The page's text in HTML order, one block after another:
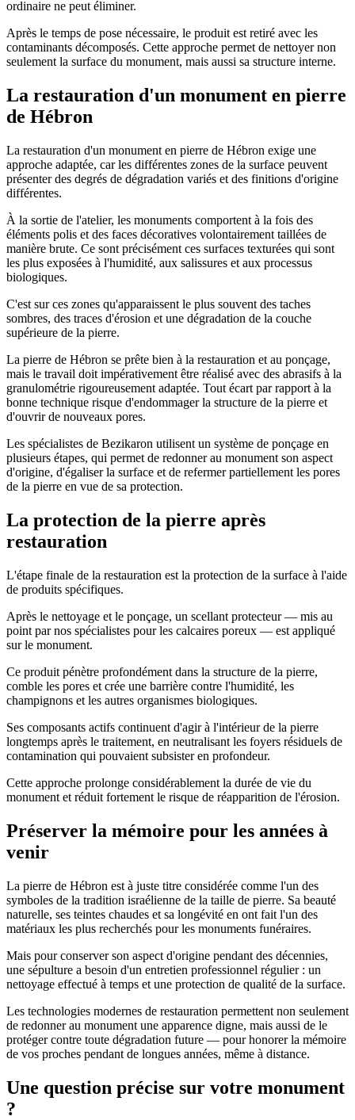
ordinaire ne peut éliminer.
Après le temps de pose nécessaire, le produit est retiré avec les
contaminants décomposés. Cette approche permet de nettoyer non
seulement la surface du monument, mais aussi sa structure interne.
La restauration d'un monument en pierre
de Hébron
La restauration d'un monument en pierre de Hébron exige une
approche adaptée, car les différentes zones de la surface peuvent
présenter des degrés de dégradation variés et des finitions d'origine
différentes.
À la sortie de l'atelier, les monuments comportent à la fois des
éléments polis et des faces décoratives volontairement taillées de
manière brute. Ce sont précisément ces surfaces texturées qui sont
les plus exposées à l'humidité, aux salissures et aux processus
biologiques.
C'est sur ces zones qu'apparaissent le plus souvent des taches
sombres, des traces d'érosion et une dégradation de la couche
supérieure de la pierre.
La pierre de Hébron se prête bien à la restauration et au ponçage,
mais le travail doit impérativement être réalisé avec des abrasifs à la
granulométrie rigoureusement adaptée. Tout écart par rapport à la
bonne technique risque d'endommager la structure de la pierre et
d'ouvrir de nouveaux pores.
Les spécialistes de Bezikaron utilisent un système de ponçage en
plusieurs étapes, qui permet de redonner au monument son aspect
d'origine, d'égaliser la surface et de refermer partiellement les pores
de la pierre en vue de sa protection.
La protection de la pierre après
restauration
L'étape finale de la restauration est la protection de la surface à l'aide
de produits spécifiques.
Après le nettoyage et le ponçage, un scellant protecteur — mis au
point par nos spécialistes pour les calcaires poreux — est appliqué
sur le monument.
Ce produit pénètre profondément dans la structure de la pierre,
comble les pores et crée une barrière contre l'humidité, les
champignons et les autres organismes biologiques.
Ses composants actifs continuent d'agir à l'intérieur de la pierre
longtemps après le traitement, en neutralisant les foyers résiduels de
contamination qui pouvaient subsister en profondeur.
Cette approche prolonge considérablement la durée de vie du
monument et réduit fortement le risque de réapparition de l'érosion.
Préserver la mémoire pour les années à
venir
La pierre de Hébron est à juste titre considérée comme l'un des
symboles de la tradition israélienne de la taille de pierre. Sa beauté
naturelle, ses teintes chaudes et sa longévité en ont fait l'un des
matériaux les plus recherchés pour les monuments funéraires.
Mais pour conserver son aspect d'origine pendant des décennies,
une sépulture a besoin d'un entretien professionnel régulier : un
nettoyage effectué à temps et une protection de qualité de la surface.
Les technologies modernes de restauration permettent non seulement
de redonner au monument une apparence digne, mais aussi de le
protéger contre toute dégradation future — pour honorer la mémoire
de vos proches pendant de longues années, même à distance.
Une question précise sur votre monument
?